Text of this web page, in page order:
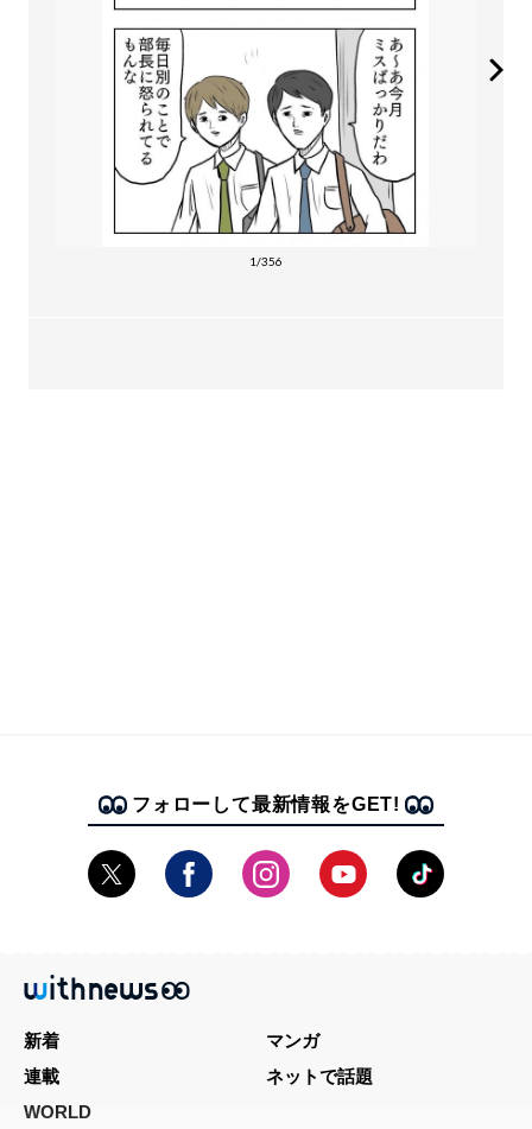
1/356
フォローして最新情報をGET!
新着
マンガ
連載
ネットで話題
WORLD